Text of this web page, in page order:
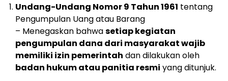
Undang-Undang Nomor 9 Tahun 1961 tentang
Pengumpulan Uang atau Barang
– Menegaskan bahwasetiap kegiatan
pengumpulan dana dari masyarakat wajib
memiliki izin pemerintah dan dilakukan oleh
badan hukum atau panitia resmi yang ditunjuk.